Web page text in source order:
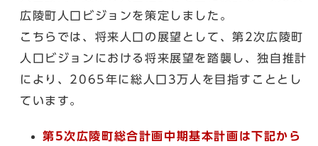
広陵町人口ビジョンを策定しました。
こちらでは、将来人口の展望として、第2次広陵町
人口ビジョンにおける将来展望を踏襲し、独自推計
により、2065年に総人口3万人を目指すこととし
ています。
第5次広陵町総合計画中期基本計画は下記から